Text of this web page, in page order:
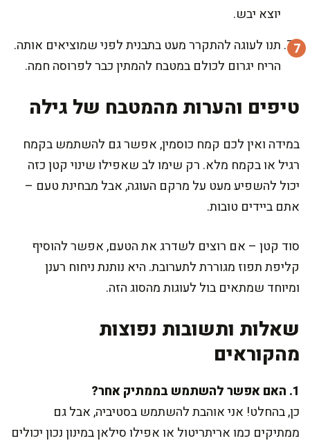
יוצא יבש.
תנו לעוגה להתקרר מעט בתבנית לפני שמוציאים אותה.
הריח יגרום לכולם במטבח להמתין כבר לפרוסה חמה.
טיפים והערות מהמטבח של גילה
במידה ואין לכם קמח כוסמין, אפשר גם להשתמש בקמח
רגיל או בקמח מלא. רק שימו לב שאפילו שינוי קטן כזה
יכול להשפיע מעט על מרקם העוגה, אבל מבחינת טעם –
אתם ביידים טובות.
סוד קטן – אם רוצים לשדרג את הטעם, אפשר להוסיף
קליפת תפוז מגוררת לתערובת. היא נותנת ניחוח רענן
ומיוחד שמתאים בול לעוגות מהסוג הזה.
שאלות ותשובות נפוצות
מהקוראים
1. האם אפשר להשתמש בממתיק אחר?
כן, בהחלט! אני אוהבת להשתמש בסטיביה, אבל גם
ממתיקים כמו אריתריטול או אפילו סילאן במינון נכון יכולים